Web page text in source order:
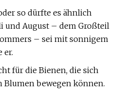
so dürfte es ähnlich
und August – dem Großteil
– sei mit sonnigem
er.
für die Bienen, die sich
Blumen bewegen können.